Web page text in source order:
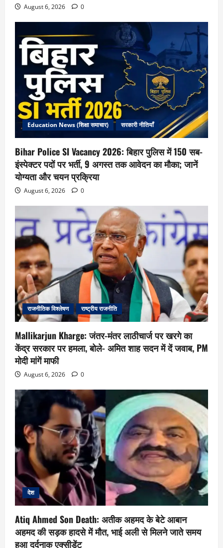
August 6, 2026 0
Education News (शिक्षा समाचार) सरकारी नीतियाँ
Bihar Police SI Vacancy 2026: बिहार पुलिस में 150 सब-
इंस्पेक्टर पदों पर भर्ती, 9 अगस्त तक आवेदन का मौका; जानें
योग्यता और चयन प्रक्रिया
August 6, 2026 0
राजनीतिक विश्लेषण राष्ट्रीय राजनीति
Mallikarjun Kharge: जंतर-मंतर लाठीचार्ज पर खरगे का
केंद्र सरकार पर हमला, बोले- अमित शाह सदन में दें जवाब, PM
मोदी मांगें माफी
August 6, 2026 0
देश
Atiq Ahmed Son Death: अतीक अहमद के बेटे आबान
अहमद की सड़क हादसे में मौत, भाई अली से मिलने जाते समय
हुआ दर्दनाक एक्सीडेंट